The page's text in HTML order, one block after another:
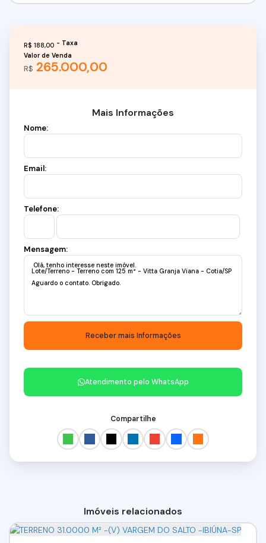
R$ 265.000,00
Valor de Venda
R$ 188,00
Mais Informações
Nome:
Email:
Telefone:
Mensagem:
Atendimento pelo WhatsApp
Compartilhe
Imóveis relacionados